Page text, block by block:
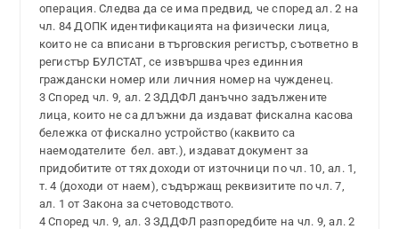
операция. Следва да се има предвид, че според ал. 2 на
чл. 84 ДОПК идентификацията на физически лица,
които не са вписани в търговския регистър, съответно в
регистър БУЛСТАТ, се извършва чрез единния
граждански номер или личния номер на чужденец.
3 Според чл. 9, ал. 2 ЗДДФЛ данъчно задължените
лица, които не са длъжни да издават фискална касова
бележка от фискално устройство (каквито са
наемодателите ­ бел. авт.), издават документ за
придобитите от тях доходи от източници по чл. 10, ал. 1,
т. 4 (доходи от наем), съдържащ реквизитите по чл. 7,
ал. 1 от Закона за счетоводството.
4 Според чл. 9, ал. 3 ЗДДФЛ разпоредбите на чл. 9, ал. 2